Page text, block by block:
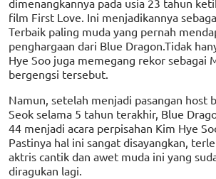
dimenangkannya pada usia 23 tahun
film First Love. Ini menjadikannya
Terbaik paling muda yang pernah
penghargaan dari Blue Dragon.Tidak
Hye Soo juga memegang rekor sebagai
bergengsi tersebut.
Namun, setelah menjadi pasangan host
Seok selama 5 tahun terakhir, Blue
44 menjadi acara perpisahan Kim Hye
Pastinya hal ini sangat disayangkan,
aktris cantik dan awet muda ini yang
diragukan lagi.